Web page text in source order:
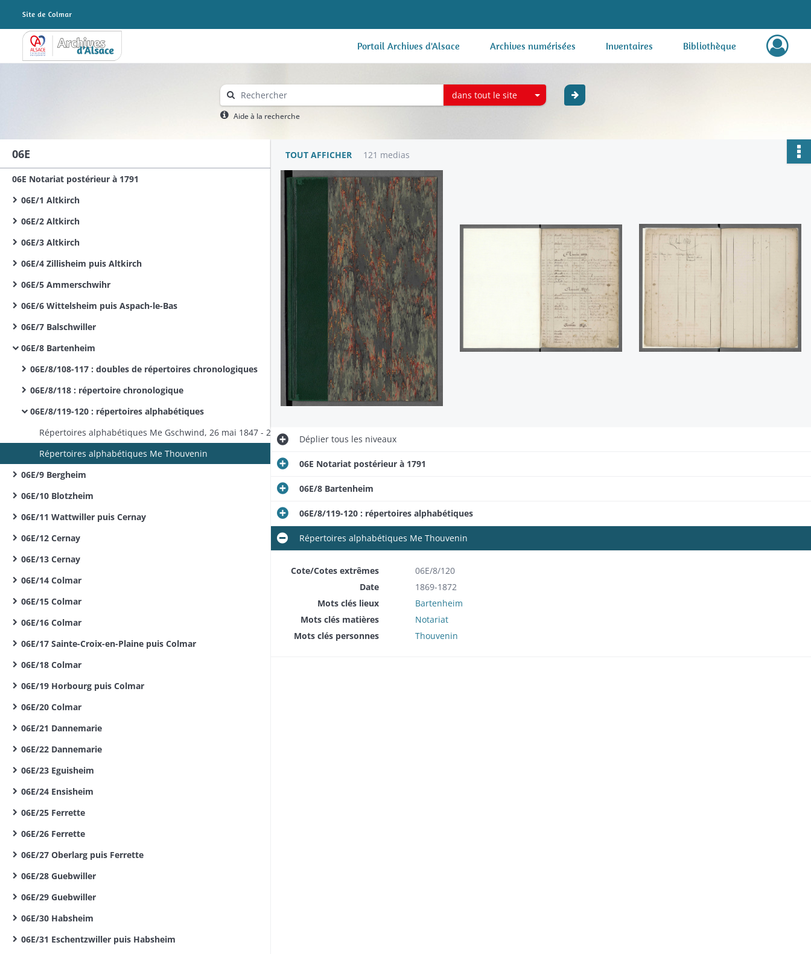
Archives Alsace - Colmar Portail Archives d'Alsace Archives numérisées Inventaires Bibliothèque
dans tout le site
Aide à la recherche
06E
06E Notariat postérieur à 1791
06E/1 Altkirch
06E/2 Altkirch
06E/3 Altkirch
06E/4 Zillisheim puis Altkirch
06E/5 Ammerschwihr
06E/6 Wittelsheim puis Aspach-le-Bas
06E/7 Balschwiller
06E/8 Bartenheim
06E/8/108-117 : doubles de répertoires chronologiques
06E/8/118 : répertoire chronologique
06E/8/119-120 : répertoires alphabétiques
Répertoires alphabétiques Me Thouvenin
06E/9 Bergheim
06E/10 Blotzheim
06E/11 Wattwiller puis Cernay
06E/12 Cernay
06E/13 Cernay
06E/14 Colmar
06E/15 Colmar
06E/16 Colmar
06E/17 Sainte-Croix-en-Plaine puis Colmar
06E/18 Colmar
06E/19 Horbourg puis Colmar
06E/20 Colmar
06E/21 Dannemarie
06E/22 Dannemarie
06E/23 Eguisheim
06E/24 Ensisheim
06E/25 Ferrette
06E/26 Ferrette
06E/27 Oberlarg puis Ferrette
06E/28 Guebwiller
06E/29 Guebwiller
06E/30 Habsheim
06E/31 Eschentzwiller puis Habsheim
TOUT AFFICHER 121 medias
Dépliertous les niveaux
06E Notariat postérieur à 1791
06E/8 Bartenheim
06E/8/119-120 : répertoires alphabétiques
Répertoires alphabétiques Me Thouvenin
Cote/Cotes extrêmes
06E/8/120
Date
1869-1872
Mots clés lieux
Bartenheim
Mots clés matières
Notariat
Mots clés personnes
Thouvenin